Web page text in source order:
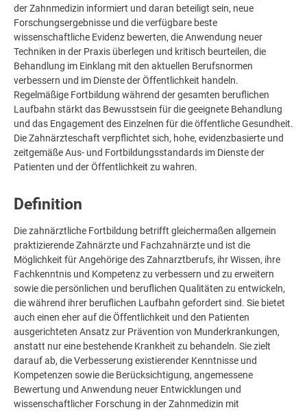
der Zahnmedizin informiert und daran beteiligt sein, neue
Forschungsergebnisse und die verfügbare beste
wissenschaftliche Evidenz bewerten, die Anwendung neuer
Techniken in der Praxis überlegen und kritisch beurteilen, die
Behandlung im Einklang mit den aktuellen Berufsnormen
verbessern und im Dienste der Öffentlichkeit handeln.
Regelmäßige Fortbildung während der gesamten beruflichen
Laufbahn stärkt das Bewusstsein für die geeignete Behandlung
und das Engagement des Einzelnen für die öffentliche Gesundheit.
Die Zahnärzteschaft verpflichtet sich, hohe, evidenzbasierte und
zeitgemäße Aus- und Fortbildungsstandards im Dienste der
Patienten und der Öffentlichkeit zu wahren.
Definition
Die zahnärztliche Fortbildung betrifft gleichermaßen allgemein
praktizierende Zahnärzte und Fachzahnärzte und ist die
Möglichkeit für Angehörige des Zahnarztberufs, ihr Wissen, ihre
Fachkenntnis und Kompetenz zu verbessern und zu erweitern
sowie die persönlichen und beruflichen Qualitäten zu entwickeln,
die während ihrer beruflichen Laufbahn gefordert sind. Sie bietet
auch einen eher auf die Öffentlichkeit und den Patienten
ausgerichteten Ansatz zur Prävention von Munderkrankungen,
anstatt nur eine bestehende Krankheit zu behandeln. Sie zielt
darauf ab, die Verbesserung existierender Kenntnisse und
Kompetenzen sowie die Berücksichtigung, angemessene
Bewertung und Anwendung neuer Entwicklungen und
wissenschaftlicher Forschung in der Zahnmedizin mit